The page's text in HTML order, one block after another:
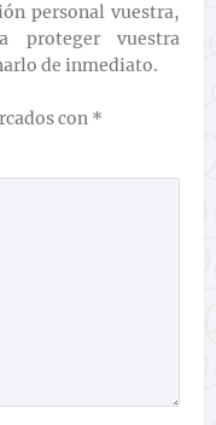
personal vuestra,
proteger vuestra
de inmediato.
con *